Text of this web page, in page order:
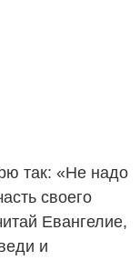
так: «Не надо
своего
Евангелие,
и